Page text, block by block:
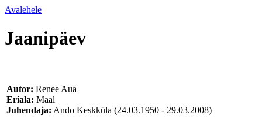
Avalehele
Jaanipäev
Autor: Renee Aua
Eriala: Maal
Juhendaja: Ando Keskküla (24.03.1950 - 29.03.2008)